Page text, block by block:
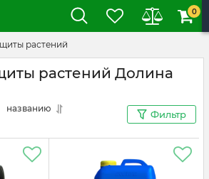
0
растений
растений Долина
названию
Фильтр